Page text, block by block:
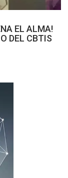
EL ALMA!
DEL CBTIS